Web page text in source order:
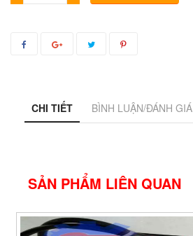
CHI TIẾT BÌNH LUẬN/ĐÁNH GIÁ
SẢN PHẨM LIÊN QUAN